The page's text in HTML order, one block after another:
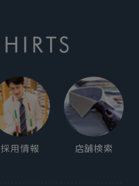
採用情報 店舗検索